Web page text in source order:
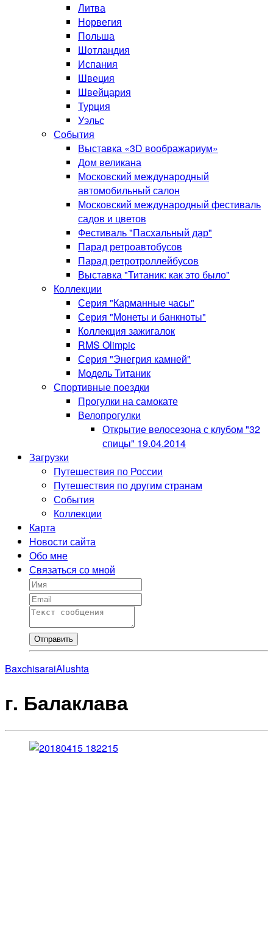
Литва
Норвегия
Польша
Шотландия
Испания
Швеция
Швейцария
Турция
Уэльс
События
Выставка «3D воображариум»
Дом великана
Московский международный
автомобильный салон
Московский международный фестиваль
садов и цветов
Фестиваль "Пасхальный дар"
Парад ретроавтобусов
Парад ретротроллейбусов
Выставка "Титаник: как это было"
Коллекции
Серия "Карманные часы"
Серия "Монеты и банкноты"
Коллекция зажигалок
RMS Olimpic
Серия "Энегрия камней"
Модель Титаник
Спортивные поездки
Прогулки на самокате
Велопрогулки
Открытие велосезона с клубом "32
спицы" 19.04.2014
Загрузки
Путешествия по России
Путешествия по другим странам
События
Коллекции
Карта
Новости сайта
Обо мне
Связаться со мной
Отправить
BaxchisaraiAlushta
г. Балаклава